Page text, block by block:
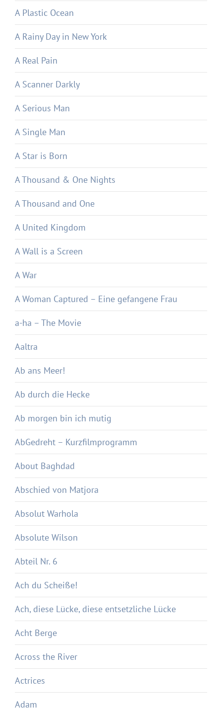
A Plastic Ocean
A Rainy Day in New York
A Real Pain
A Scanner Darkly
A Serious Man
A Single Man
A Star is Born
A Thousand & One Nights
A Thousand and One
A United Kingdom
A Wall is a Screen
A War
A Woman Captured – Eine gefangene Frau
a-ha – The Movie
Aaltra
Ab ans Meer!
Ab durch die Hecke
Ab morgen bin ich mutig
AbGedreht – Kurzfilmprogramm
About Baghdad
Abschied von Matjora
Absolut Warhola
Absolute Wilson
Abteil Nr. 6
Ach du Scheiße!
Ach, diese Lücke, diese entsetzliche Lücke
Acht Berge
Across the River
Actrices
Adam